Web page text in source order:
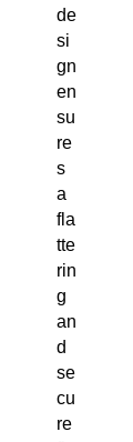
de
si
gn
en
su
re
s
a
fla
tte
rin
g
an
d
se
cu
re